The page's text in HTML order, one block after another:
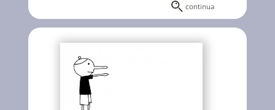
continua